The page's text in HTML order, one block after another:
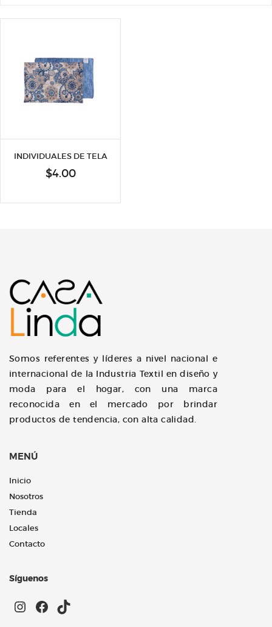
INDIVIDUALES DE TELA
$4.00
Somos referentes y líderes a nivel nacional e
internacional de la Industria Textil en diseño y
moda para el hogar, con una marca
reconocida en el mercado por brindar
productos de tendencia, con alta calidad.
MENÚ
Inicio
Nosotros
Tienda
Locales
Contacto
Síguenos
Instagram
Facebook
TikTok